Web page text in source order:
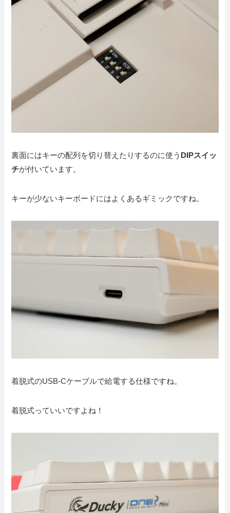
裏面にはキーの配列を切り替えたりするのに使う DIPスイッ
チが付いています。
キーが少ないキーボードにはよくあるギミックですね。
着脱式のUSB-Cケーブルで給電する仕様ですね。
着脱式っていいですよね！